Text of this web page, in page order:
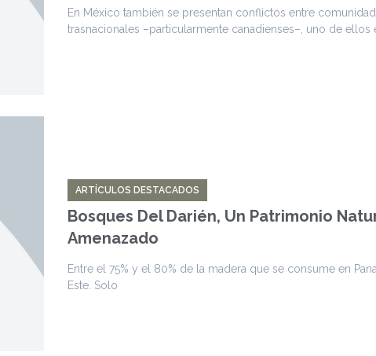
En México también se presentan conflictos entre
trasnacionales –particularmente canadienses–, uno de ellos
ARTÍCULOS DESTACADOS
Bosques Del Darién, Un Patrimonio
Amenazado
Entre el 75% y el 80% de la madera que se consume en
Este. Solo